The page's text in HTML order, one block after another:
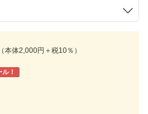
（本体2,000円＋税10％）
！